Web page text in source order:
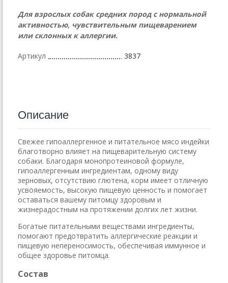
Для взрослых собак средних пород с нормальной
активностью, чувствительным пищеварением
или склонных к аллергии.
Артикул 3837
Описание
Свежее гипоаллергенное и питательное мясо индейки
благотворно влияет на пищеварительную систему
собаки. Благодаря монопротеиновой формуле,
гипоаллергенным ингредиентам, одному виду
зерновых, отсутствию глютена, корм имеет отличную
усвояемость, высокую пищевую ценность и помогает
оставаться вашему питомцу здоровым и
жизнерадостным на протяжении долгих лет жизни.
Богатые питательными веществами ингредиенты,
помогают предотвратить аллергические реакции и
пищевую непереносимость, обеспечивая иммунное и
общее здоровье питомца.
Состав